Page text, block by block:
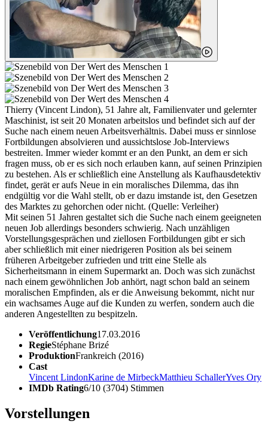
Thierry (Vincent Lindon), 51 Jahre alt, Familienvater und gelernter
Maschinist, ist seit 20 Monaten arbeitslos und befindet sich auf der
Suche nach einem neuen Arbeitsverhältnis. Dabei muss er sinnlose
Fortbildungen absolvieren und aussichtslose Job-Interviews
bestreiten. Immer wieder kommt er an den Punkt, an dem er sich
fragen muss, ob er es sich noch erlauben kann, auf seinen Prinzipien
zu bestehen. Als er schließlich eine Anstellung als Kaufhausdetektiv
findet, gerät er aufs Neue in ein moralisches Dilemma, das ihn
endgültig vor die Wahl stellt, ob er dazu imstande ist, den Gesetzen
des Marktes zu gehorchen oder nicht. (Quelle: Verleiher)
Mit seinen 51 Jahren gestaltet sich die Suche nach einem geeigneten
neuen Job allerdings besonders schwierig. Nach unzähligen
Vorstellungsgesprächen und ziellosen Fortbildungen gibt er sich
aber schließlich mit einer niedrigeren Position als bei seinem
früheren Arbeitgeber zufrieden und tritt eine Stelle als
Sicherheitsmann in einem Supermarkt an. Doch was sich zunächst
nach einem gewöhnlichen Job anhört, nagt schon bald an seinem
moralischen Empfinden, als er die Anweisung bekommt, nicht nur
ein wachsames Auge auf die Kunden zu werfen, sondern auch die
anderen Angestellten zu bespitzeln.
Veröffentlichung17.03.2016
RegieStéphane Brizé
ProduktionFrankreich (2016)
Cast
Vincent LindonKarine de MirbeckMatthieu SchallerYves Ory
IMDb Rating6/10 (3704) Stimmen
Vorstellungen